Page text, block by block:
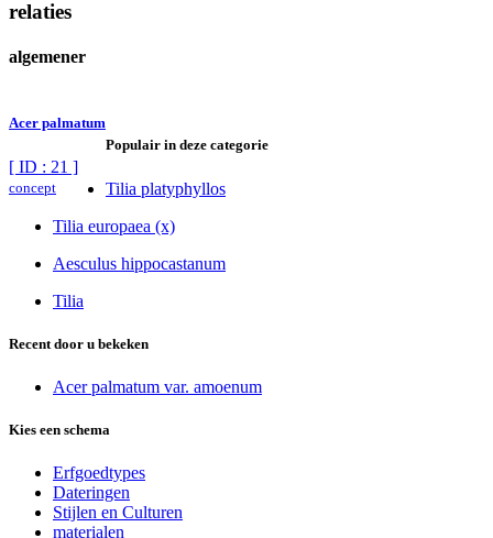
relaties
algemener
Acer palmatum
[ ID : 21 ]
concept
Populair in deze categorie
Tilia platyphyllos
Tilia europaea (x)
Aesculus hippocastanum
Tilia
Recent door u bekeken
Acer palmatum var. amoenum
Kies een schema
Erfgoedtypes
Dateringen
Stijlen en Culturen
materialen